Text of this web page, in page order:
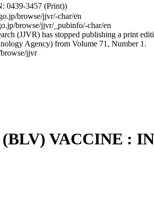
0439-3457 (Print))
browse/jjvr/-char/en
browse/jjvr/_pubinfo/-char/en
(JJVR) has stopped publishing a print
Agency) from Volume 71, Number 1.
jjvr
VACCINE :